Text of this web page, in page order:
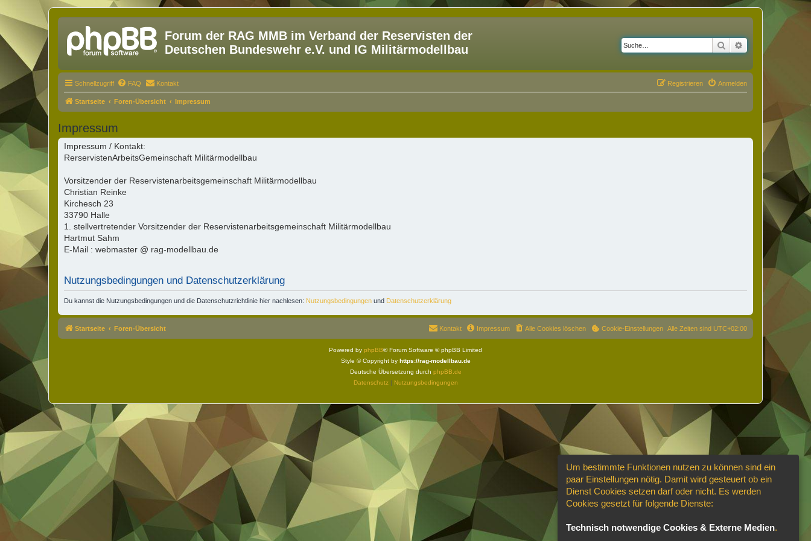
Forum der RAG MMB im Verband der Reservisten der
Deutschen Bundeswehr e.V. und IG Militärmodellbau
Suche Erweiterte Suche
Schnellzugriff FAQ Kontakt Anmelden
Registrieren
Startseite Foren-Übersicht Impressum
Impressum
Impressum / Kontakt:
RerservistenArbeitsGemeinschaft Militärmodellbau
Vorsitzender der Reservistenarbeitsgemeinschaft Militärmodellbau
Christian Reinke
Kirchesch 23
33790 Halle
1. stellvertretender Vorsitzender der Reservistenarbeitsgemeinschaft Militärmodellbau
Hartmut Sahm
E-Mail : webmaster @ rag-modellbau.de
Nutzungsbedingungen und Datenschutzerklärung
Du kannst die Nutzungsbedingungen und die Datenschutzrichtlinie hier nachlesen: Nutzungsbedingungen und Datenschutzerklärung
Startseite Foren-Übersicht Alle Zeiten sind UTC+02:00
Cookie-Einstellungen
Alle Cookies löschen
Impressum
Kontakt
Powered by phpBB® Forum Software © phpBB Limited
Style © Copyright by https://rag-modellbau.de
Deutsche Übersetzung durch phpBB.de
Datenschutz| Nutzungsbedingungen
Um bestimmte Funktionen nutzen zu können sind ein
paar Einstellungen nötig. Damit wird gesteuert ob ein
Dienst Cookies setzen darf oder nicht. Es werden
Cookies gesetzt für folgende Dienste:
Technisch notwendige Cookies & Externe Medien.